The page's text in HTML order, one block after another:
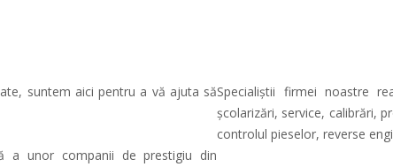
suntem aici pentru a vă ajuta să
a unor companii de prestigiu din
Specialiștii firmei noastre
școlarizări, service, calibrări,
controlul pieselor, reverse